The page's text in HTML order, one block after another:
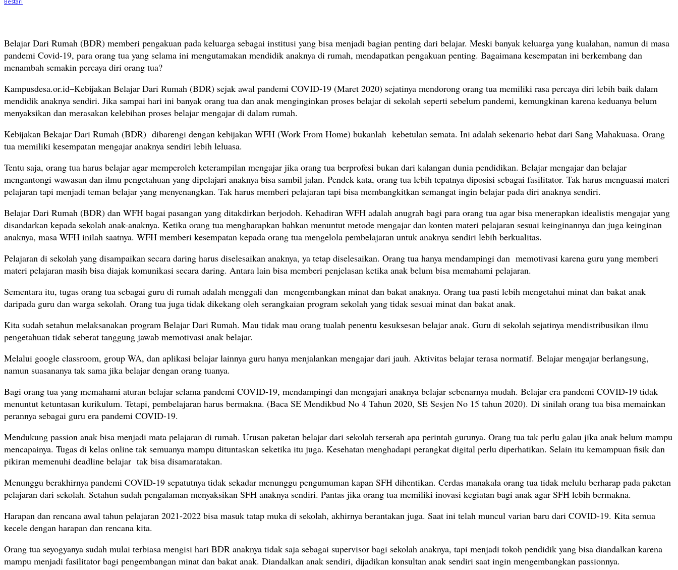
Belajar Dari Rumah (BDR) memberi pengakuan pada keluarga sebagai institusi yang bisa menjadi bagian penting dari belajar. Meski banyak keluarga yang kualahan, namun di masa
pandemi Covid-19, para orang tua yang selama ini mengutamakan mendidik anaknya di rumah, mendapatkan pengakuan penting. Bagaimana kesempatan ini berkembang dan
menambah semakin percaya diri orang tua?
Kampusdesa.or.id–Kebijakan Belajar Dari Rumah (BDR) sejak awal pandemi COVID-19 (Maret 2020) sejatinya mendorong orang tua memiliki rasa percaya diri lebih baik dalam
mendidik anaknya sendiri. Jika sampai hari ini banyak orang tua dan anak menginginkan proses belajar di sekolah seperti sebelum pandemi, kemungkinan karena keduanya belum
menyaksikan dan merasakan kelebihan proses belajar mengajar di dalam rumah.
Kebijakan Bekajar Dari Rumah (BDR) dibarengi dengan kebijakan WFH (Work From Home) bukanlah kebetulan semata. Ini adalah sekenario hebat dari Sang Mahakuasa. Orang
tua memiliki kesempatan mengajar anaknya sendiri lebih leluasa.
Tentu saja, orang tua harus belajar agar memperoleh keterampilan mengajar jika orang tua berprofesi bukan dari kalangan dunia pendidikan. Belajar mengajar dan belajar
mengantongi wawasan dan ilmu pengetahuan yang dipelajari anaknya bisa sambil jalan. Pendek kata, orang tua lebih tepatnya diposisi sebagai fasilitator. Tak harus menguasai materi
pelajaran tapi menjadi teman belajar yang menyenangkan. Tak harus memberi pelajaran tapi bisa membangkitkan semangat ingin belajar pada diri anaknya sendiri.
Belajar Dari Rumah (BDR) dan WFH bagai pasangan yang ditakdirkan berjodoh. Kehadiran WFH adalah anugrah bagi para orang tua agar bisa menerapkan idealistis mengajar yang
disandarkan kepada sekolah anak-anaknya. Ketika orang tua mengharapkan bahkan menuntut metode mengajar dan konten materi pelajaran sesuai keinginannya dan juga keinginan
anaknya, masa WFH inilah saatnya. WFH memberi kesempatan kepada orang tua mengelola pembelajaran untuk anaknya sendiri lebih berkualitas.
Pelajaran di sekolah yang disampaikan secara daring harus diselesaikan anaknya, ya tetap diselesaikan. Orang tua hanya mendampingi dan memotivasi karena guru yang memberi
materi pelajaran masih bisa diajak komunikasi secara daring. Antara lain bisa memberi penjelasan ketika anak belum bisa memahami pelajaran.
Sementara itu, tugas orang tua sebagai guru di rumah adalah menggali dan mengembangkan minat dan bakat anaknya. Orang tua pasti lebih mengetahui minat dan bakat anak
daripada guru dan warga sekolah. Orang tua juga tidak dikekang oleh serangkaian program sekolah yang tidak sesuai minat dan bakat anak.
Kita sudah setahun melaksanakan program Belajar Dari Rumah. Mau tidak mau orang tualah penentu kesuksesan belajar anak. Guru di sekolah sejatinya mendistribusikan ilmu
pengetahuan tidak seberat tanggung jawab memotivasi anak belajar.
Melalui google classroom, group WA, dan aplikasi belajar lainnya guru hanya menjalankan mengajar dari jauh. Aktivitas belajar terasa normatif. Belajar mengajar berlangsung,
namun suasananya tak sama jika belajar dengan orang tuanya.
Bagi orang tua yang memahami aturan belajar selama pandemi COVID-19, mendampingi dan mengajari anaknya belajar sebenarnya mudah. Belajar era pandemi COVID-19 tidak
menuntut ketuntasan kurikulum. Tetapi, pembelajaran harus bermakna. (Baca SE Mendikbud No 4 Tahun 2020, SE Sesjen No 15 tahun 2020). Di sinilah orang tua bisa memainkan
perannya sebagai guru era pandemi COVID-19.
Mendukung passion anak bisa menjadi mata pelajaran di rumah. Urusan paketan belajar dari sekolah terserah apa perintah gurunya. Orang tua tak perlu galau jika anak belum mampu
mencapainya. Tugas di kelas online tak semuanya mampu dituntaskan seketika itu juga. Kesehatan menghadapi perangkat digital perlu diperhatikan. Selain itu kemampuan fisik dan
pikiran memenuhi deadline belajar tak bisa disamaratakan.
Menunggu berakhirnya pandemi COVID-19 sepatutnya tidak sekadar menunggu pengumuman kapan SFH dihentikan. Cerdas manakala orang tua tidak melulu berharap pada paketan
pelajaran dari sekolah. Setahun sudah pengalaman menyaksikan SFH anaknya sendiri. Pantas jika orang tua memiliki inovasi kegiatan bagi anak agar SFH lebih bermakna.
Harapan dan rencana awal tahun pelajaran 2021-2022 bisa masuk tatap muka di sekolah, akhirnya berantakan juga. Saat ini telah muncul varian baru dari COVID-19. Kita semua
kecele dengan harapan dan rencana kita.
Orang tua seyogyanya sudah mulai terbiasa mengisi hari BDR anaknya tidak saja sebagai supervisor bagi sekolah anaknya, tapi menjadi tokoh pendidik yang bisa diandalkan karena
mampu menjadi fasilitator bagi pengembangan minat dan bakat anak. Diandalkan anak sendiri, dijadikan konsultan anak sendiri saat ingin mengembangkan passionnya.